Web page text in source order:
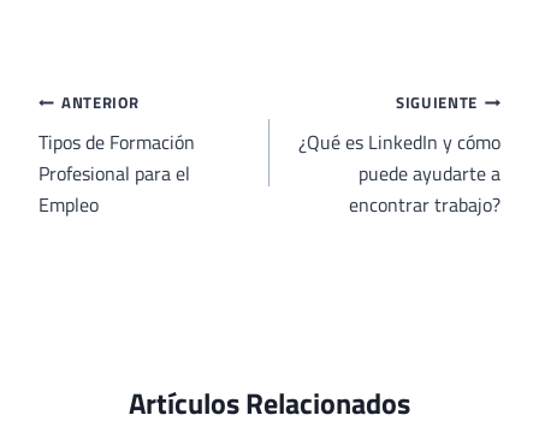
Navegación
de
entradas
ANTERIOR
Tipos de Formación
Profesional para el
Empleo
SIGUIENTE
¿Qué es LinkedIn y cómo
puede ayudarte a
encontrar trabajo?
Artículos Relacionados